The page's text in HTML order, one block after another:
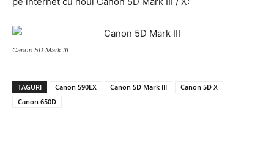
Canon 5D Mark III
TAGURI Canon 590EX Canon 5D Mark III
Canon 5D X
Canon 650D